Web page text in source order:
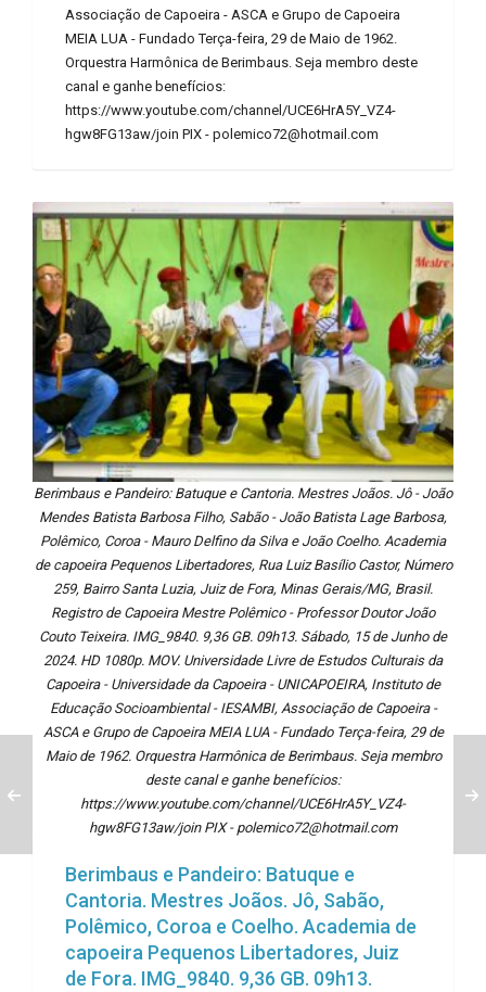
Associação de Capoeira - ASCA e Grupo de Capoeira
MEIA LUA - Fundado Terça-feira, 29 de Maio de 1962.
Orquestra Harmônica de Berimbaus. Seja membro deste
canal e ganhe benefícios:
https://www.youtube.com/channel/UCE6HrA5Y_VZ4-
hgw8FG13aw/join PIX - polemico72@hotmail.com
Berimbaus e Pandeiro: Batuque e Cantoria. Mestres Joãos. Jô - João
Mendes Batista Barbosa Filho, Sabão - João Batista Lage Barbosa,
Polêmico, Coroa - Mauro Delfino da Silva e João Coelho. Academia
de capoeira Pequenos Libertadores, Rua Luiz Basílio Castor, Número
259, Bairro Santa Luzia, Juiz de Fora, Minas Gerais/MG, Brasil.
Registro de Capoeira Mestre Polêmico - Professor Doutor João
Couto Teixeira. IMG_9840. 9,36 GB. 09h13. Sábado, 15 de Junho de
2024. HD 1080p. MOV. Universidade Livre de Estudos Culturais da
Capoeira - Universidade da Capoeira - UNICAPOEIRA, Instituto de
Educação Socioambiental - IESAMBI, Associação de Capoeira -
ASCA e Grupo de Capoeira MEIA LUA - Fundado Terça-feira, 29 de
Maio de 1962. Orquestra Harmônica de Berimbaus. Seja membro
deste canal e ganhe benefícios:
https://www.youtube.com/channel/UCE6HrA5Y_VZ4-
hgw8FG13aw/join PIX - polemico72@hotmail.com
Berimbaus e Pandeiro: Batuque e
Cantoria. Mestres Joãos. Jô, Sabão,
Polêmico, Coroa e Coelho. Academia de
capoeira Pequenos Libertadores, Juiz
de Fora. IMG_9840. 9,36 GB. 09h13.